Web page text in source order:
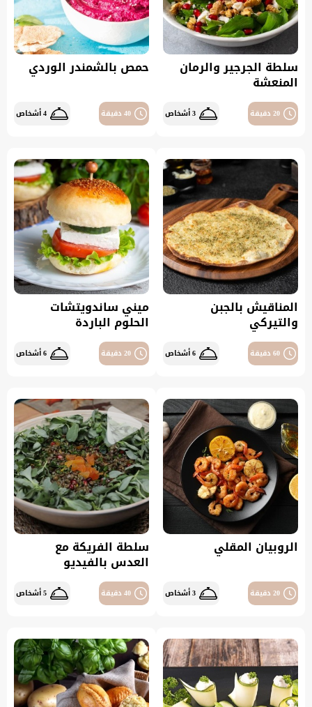
سلطة الجرجير والرمان
المنعشة
20 دقيقة 3 أشخاص
حمص بالشمندر الوردي
40 دقيقة 4 أشخاص
المناقيش بالجبن
والتيركي
60 دقيقة 6 أشخاص
ميني ساندويتشات
الحلوم الباردة
20 دقيقة 6 أشخاص
الروبيان المقلي
20 دقيقة 3 أشخاص
سلطة الفريكة مع
العدس بالفيديو
40 دقيقة 5 أشخاص